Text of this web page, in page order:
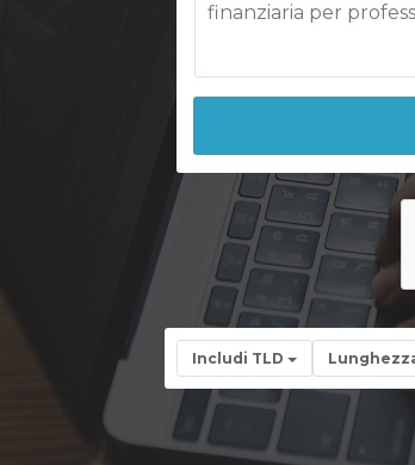
Includi TLD